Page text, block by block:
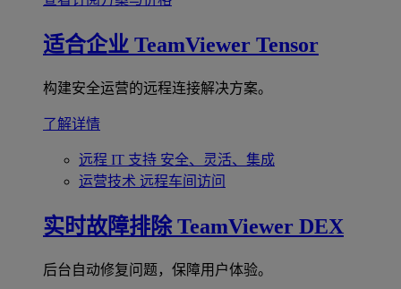
适合企业 TeamViewer Tensor
构建安全运营的远程连接解决方案。
了解详情
远程 IT 支持 安全、灵活、集成
运营技术 远程车间访问
实时故障排除 TeamViewer DEX
后台自动修复问题，保障用户体验。